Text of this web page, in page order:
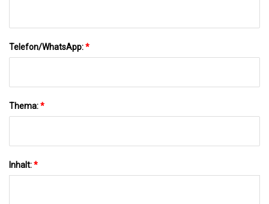
Telefon/WhatsApp:*
Thema:*
Inhalt:*